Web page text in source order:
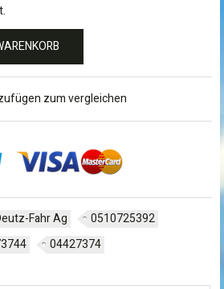
zum vergleichen
Fahr Ag
0510725392
04427374